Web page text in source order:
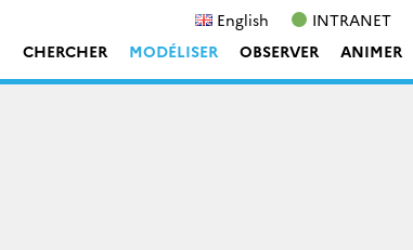
English
INTRANET
CHERCHER MODÉLISER OBSERVER ANIMER